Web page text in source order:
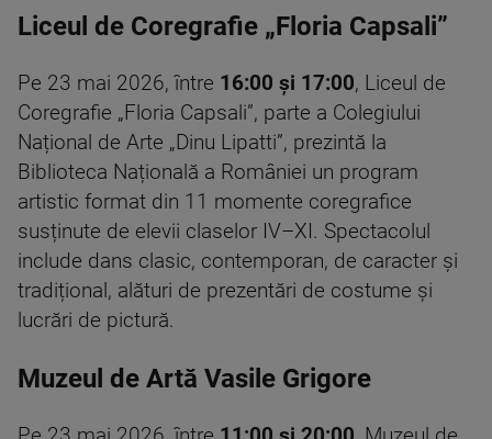
Liceul de Coregrafie „Floria Capsali”
Pe 23 mai 2026, între 16:00 și 17:00, Liceul de
Coregrafie „Floria Capsali”, parte a Colegiului
Național de Arte „Dinu Lipatti”, prezintă la
Biblioteca Națională a României un program
artistic format din 11 momente coregrafice
susținute de elevii claselor IV–XI. Spectacolul
include dans clasic, contemporan, de caracter și
tradițional, alături de prezentări de costume și
lucrări de pictură.
Muzeul de Artă Vasile Grigore